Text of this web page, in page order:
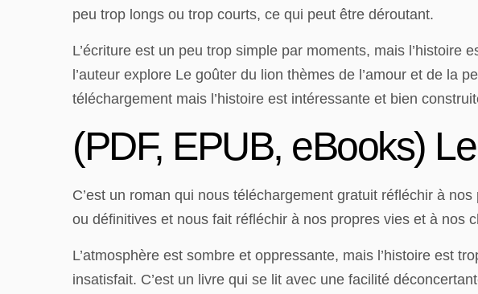
peu trop longs ou trop courts, ce qui peut être déroutant.
L’écriture est un peu trop simple par moments, mais l’histoire
l’auteur explore Le goûter du lion thèmes de l’amour et de la
téléchargement mais l’histoire est intéressante et bien
(PDF, EPUB, eBooks)
C’est un roman qui nous téléchargement gratuit réfléchir à
ou définitives et nous fait réfléchir à nos propres vies et à nos
L’atmosphère est sombre et oppressante, mais l’histoire est
insatisfait. C’est un livre qui se lit avec une facilité